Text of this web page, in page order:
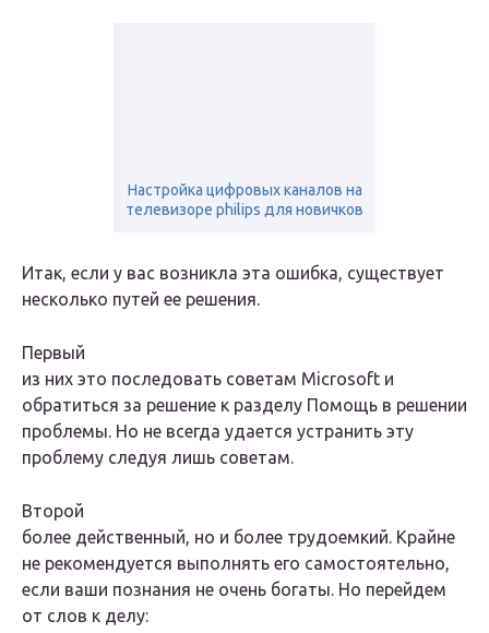
Настройка цифровых каналов на
телевизоре philips для новичков
Итак, если у вас возникла эта ошибка, существует
несколько путей ее решения.
Первый
из них это последовать советам Microsoft и
обратиться за решение к разделу Помощь в решении
проблемы. Но не всегда удается устранить эту
проблему следуя лишь советам.
Второй
более действенный, но и более трудоемкий. Крайне
не рекомендуется выполнять его самостоятельно,
если ваши познания не очень богаты. Но перейдем
от слов к делу: